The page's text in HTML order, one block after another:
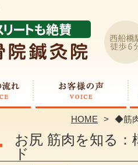
HOME ◆筋
お尻 筋肉を知る
ド